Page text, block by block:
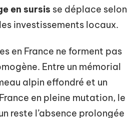
en sursis se déplace selon
investissements locaux.
en France ne forment pas
Entre un mémorial
alpin effondré et un
en pleine mutation, le
reste l’absence prolongée